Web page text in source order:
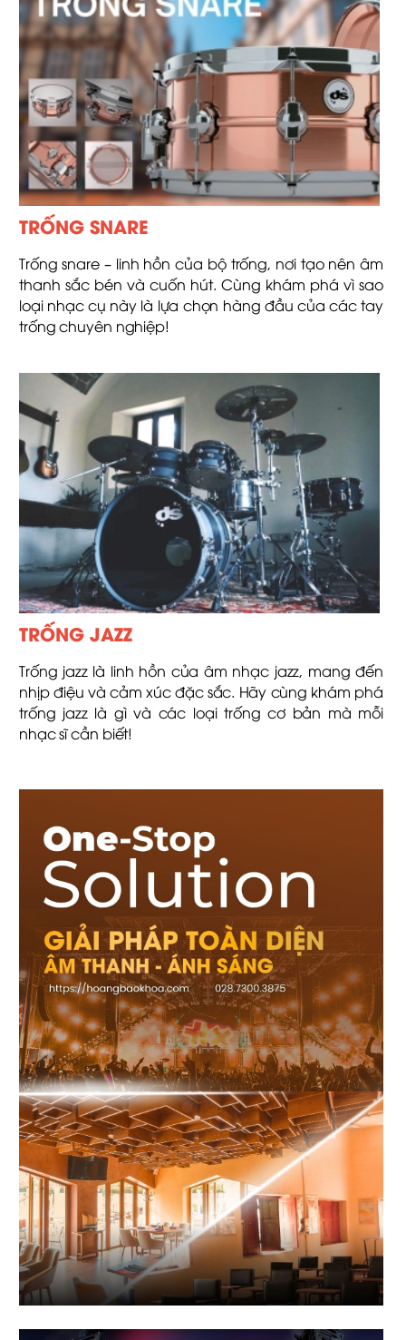
TRỐNG SNARE
Trống snare – linh hồn của bộ trống, nơi tạo nên âm
thanh sắc bén và cuốn hút. Cùng khám phá vì sao
loại nhạc cụ này là lựa chọn hàng đầu của các tay
trống chuyên nghiệp!
TRỐNG JAZZ
Trống jazz là linh hồn của âm nhạc jazz, mang đến
nhịp điệu và cảm xúc đặc sắc. Hãy cùng khám phá
trống jazz là gì và các loại trống cơ bản mà mỗi
nhạc sĩ cần biết!